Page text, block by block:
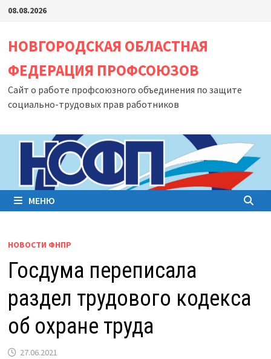
Перейти
содержимому
08.08.2026
НОВГОРОДСКАЯ ОБЛАСТНАЯ
ФЕДЕРАЦИЯ ПРОФСОЮЗОВ
Сайт о работе профсоюзного объединения по защите
социально-трудовых прав работников
МЕНЮ
НОВОСТИ ФНПР
Госдума переписала
раздел трудового кодекса
об охране труда
27.06.2021